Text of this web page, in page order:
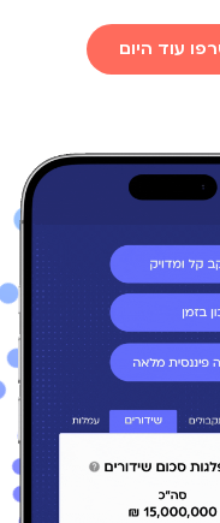
עוד היום